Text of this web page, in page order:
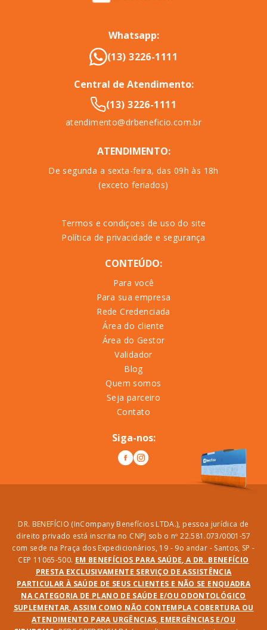
Whatsapp:
(13) 3226-1111
Central de Atendimento:
(13) 3226-1111
atendimento@drbeneficio.com.br
ATENDIMENTO:
De segunda a sexta-feira, das 09h às 18h
(exceto feriados)
Termos e condiçoes de uso do site
Política de privacidade e segurança
CONTEÚDO:
Para você
Para sua empresa
Rede Credenciada
Área do cliente
Área do Gestor
Validador
Blog
Quem somos
Seja parceiro
Contato
Siga-nos:
DR. BENEFÍCIO (InCompany Benefícios LTDA.), pessoa jurídica de
direito privado está inscrita no CNPJ sob o nº 22.581.073/0001-57
com sede na Praça dos Expedicionários, 19 - 9o andar - Santos, SP -
CEP 11065-500. EM BENEFÍCIOS PARA SAÚDE, A DR. BENEFÍCIO
PRESTA EXCLUSIVAMENTE SERVIÇO DE ASSISTÊNCIA
PARTICULAR À SAÚDE DE SEUS CLIENTES E NÃO SE ENQUADRA
NA CATEGORIA DE PLANO DE SAÚDE E/OU ODONTOLÓGICO
SUPLEMENTAR, ASSIM COMO NÃO CONTEMPLA COBERTURA OU
ATENDIMENTO PARA URGÊNCIAS, EMERGÊNCIAS E/OU